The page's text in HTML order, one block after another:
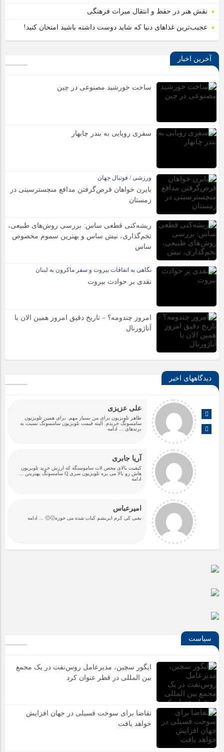
قیمت میلگرد ۱۴ نیشابور: عوامل تأثیرگذار و پیش‌بینی وضعیت
نقش هنر در حفظ و انتقال میراث فرهنگی
عجیب‌ترین غذاهای دنیا که شاید دوست داشته باشید امتحان کنید!
آخرین اخبار
ساخت خورشید مصنوعی در چین
سفری رویایی به بندر چابهار
ورزشی / فوتبال جهان
بایرن خواهان قرض‌گرفتن مدافع منچسترسیتی در
زمستان
ریشه‌کنی قطعی ساس: بررسی روش‌های طبیعی،
تخم‌گذاری، نیش ساس و بهترین سموم مخصوص
ساس
نگاهی به اتفاقات بیروت و سفر ماکرون به لبنان
نقدی بر حوادث بیروت
امروز چندومه؟ – تاریخ دقیق امروز همین الان با
آناژورنال
دیدگاههای اخیر
علی عزیزی
ظاهر تلویزیون برای من بسیار مهم. برای همین تلویزیون
سامسونگ خریدم. البته قیمت تلویزیون سامسونگ نسبت به
برندهای
... ادامه
آریا جابری
کیفیت بالای محص.لات ساموسنگه که ارزش خرید تلویزیون
هاش رو بالا می بره تلویزیون سری Q سامسونگ بهترینن
ادامه
امیرعباس
یعنی کی کرم ابریشم کباب شده می خوره🤢🤢 ... ادامه
سیاست
ایگور سچین، مدیرعامل روس‌نفت در یک مجمع
بین المللی در قطر عنوان کرد
تقاضا برای سوخت فسیلی در جهان افزایش
خواهد یافت